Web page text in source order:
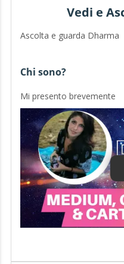
Vedi e
Ascolta e guarda Dharma
Chi sono?
Mi presento brevemente